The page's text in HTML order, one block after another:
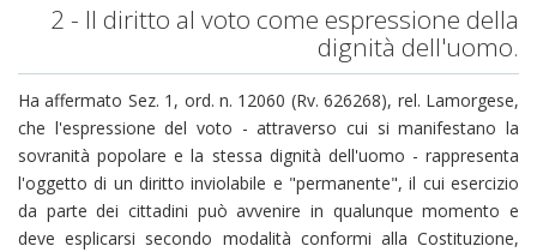
2 - Il diritto al voto come espressione della
dignità dell'uomo.
Ha affermato Sez. 1, ord. n. 12060 (Rv. 626268), rel. Lamorgese,
che l'espressione del voto - attraverso cui si manifestano la
sovranità popolare e la stessa dignità dell'uomo - rappresenta
l'oggetto di un diritto inviolabile e "permanente", il cui esercizio
da parte dei cittadini può avvenire in qualunque momento e
deve esplicarsi secondo modalità conformi alla Costituzione,